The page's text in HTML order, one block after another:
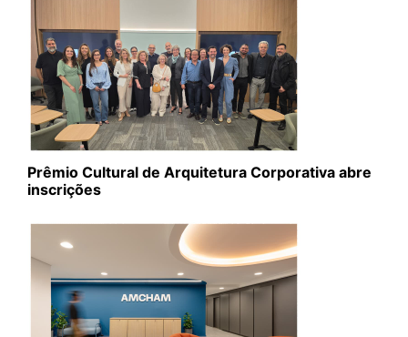
Prêmio Cultural de Arquitetura Corporativa abre
inscrições